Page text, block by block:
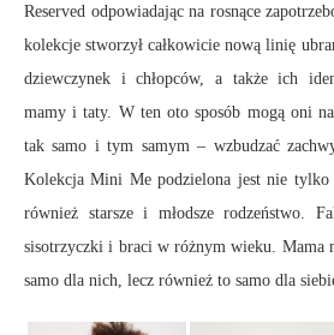
Reserved odpowiadając na rosnące
kolekcje stworzył całkowicie nową linię
dziewczynek i chłopców, a także ich
mamy i taty. W ten oto sposób mogą oni
tak samo i tym samym – wzbudzać
Kolekcja Mini Me podzielona jest nie
również starsze i młodsze rodzeństwo.
sisotrzyczki i braci w różnym wieku. Mama
samo dla nich, lecz również to samo dla